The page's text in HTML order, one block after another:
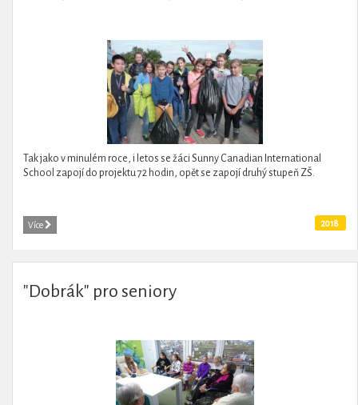
Tak jako v minulém roce, i letos se žáci Sunny Canadian International
School zapojí do projektu 72 hodin, opět se zapojí druhý stupeň ZŠ.
Více 2018
"Dobrák" pro seniory